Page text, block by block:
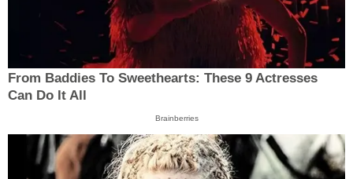
From Baddies To Sweethearts: These 9 Actresses
Can Do It All
Brainberries